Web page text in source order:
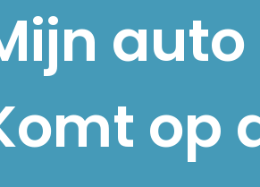
auto
op